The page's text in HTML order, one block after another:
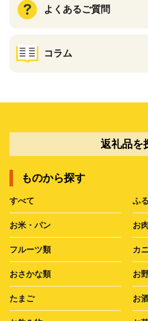
よくあるご質問
コラム
返礼品を
ものから探す
すべて ふ
お米・パン お
フルーツ類 カ
おさかな類 お
たまご お